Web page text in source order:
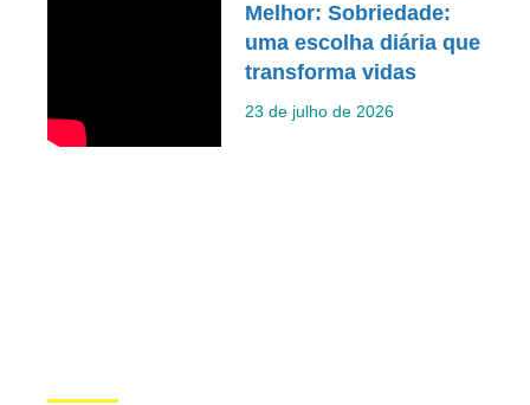
Melhor: Sobriedade:
uma escolha diária que
transforma vidas
23 de julho de 2026